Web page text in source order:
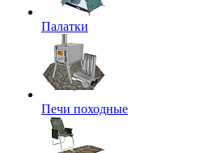
Палатки
Печи походные